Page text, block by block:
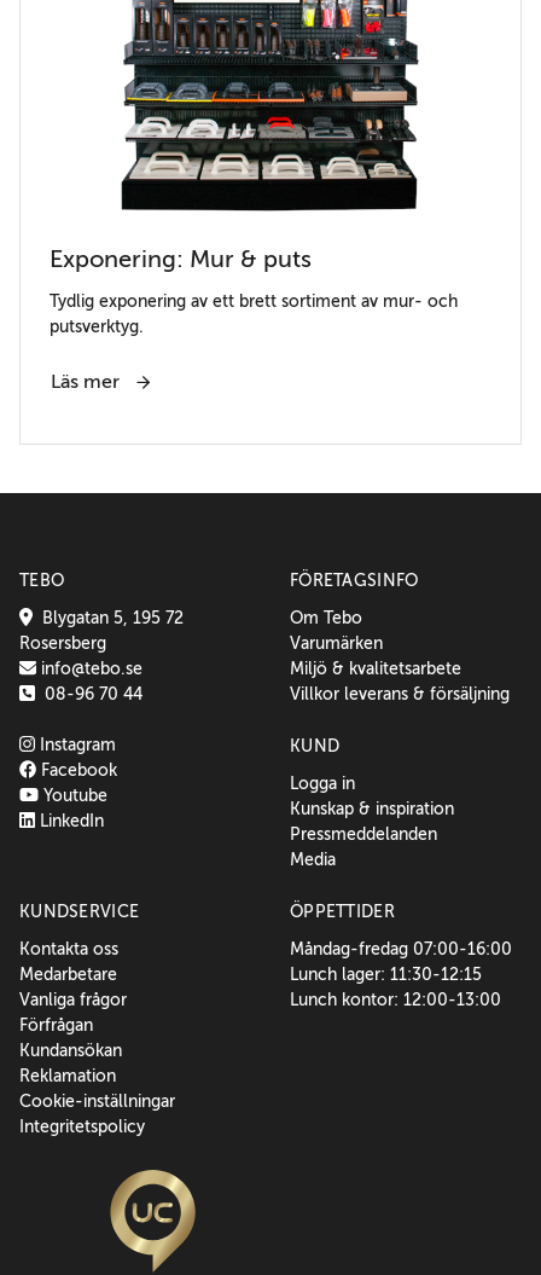
Exponering: Mur & puts
Tydlig exponering av ett brett sortiment av mur- och
putsverktyg.
Läs mer
TEBO
Blygatan 5, 195 72
Rosersberg
info@tebo.se
08-96 70 44
Instagram
Facebook
Youtube
LinkedIn
FÖRETAGSINFO
Om Tebo
Varumärken
Miljö & kvalitetsarbete
Villkor leverans & försäljning
KUND
Logga in
Kunskap & inspiration
Pressmeddelanden
Media
KUNDSERVICE
Kontakta oss
Medarbetare
Vanliga frågor
Förfrågan
Kundansökan
Reklamation
Cookie-inställningar
Integritetspolicy
ÖPPETTIDER
Måndag-fredag 07:00-16:00
Lunch lager: 11:30-12:15
Lunch kontor: 12:00-13:00